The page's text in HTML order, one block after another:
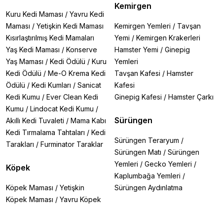
Kuru Kedi Maması / Yavru Kedi
Maması / Yetişkin Kedi Maması
Kısırlaştırılmış Kedi Mamaları
Yaş Kedi Maması / Konserve
Yaş Maması / Kedi Ödülü / Kuru
Kedi Ödülü / Me-O Krema Kedi
Ödülü / Kedi Kumları / Sanicat
Kedi Kumu / Ever Clean Kedi
Kumu / Lindocat Kedi Kumu /
Akıllı Kedi Tuvaleti / Mama Kabı
Kedi Tırmalama Tahtaları / Kedi
Tarakları / Furminator Taraklar
Köpek
Köpek Maması / Yetişkin
Köpek Maması / Yavru Köpek
Kemirgen
Kemirgen Yemleri / Tavşan
Yemi / Kemirgen Krakerleri
Hamster Yemi / Ginepig
Yemleri
Tavşan Kafesi / Hamster
Kafesi
Ginepig Kafesi / Hamster Çarkı
Sürüngen
Sürüngen Teraryum /
Sürüngen Matı / Sürüngen
Yemleri / Gecko Yemleri /
Kaplumbağa Yemleri /
Sürüngen Aydınlatma